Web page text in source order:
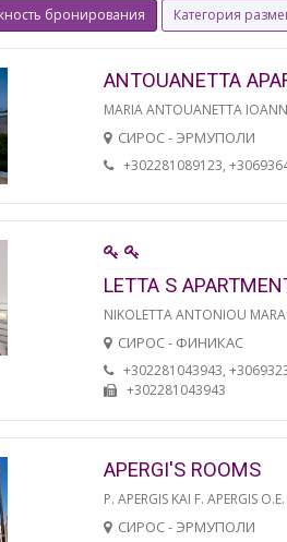
бронирования Категория
ANTOUANETTA
MARIA ANTOUANETTA
СИРОС - ЭРМУПОЛИ
+302281089123,
LETTA S
NIKOLETTA ANTONIOU
СИРОС - ФИНИКАС
+302281043943,
+302281043943
APERGI'S ROOMS
P. APERGIS KAI F. APERGIS O.E.
СИРОС - ЭРМУПОЛИ